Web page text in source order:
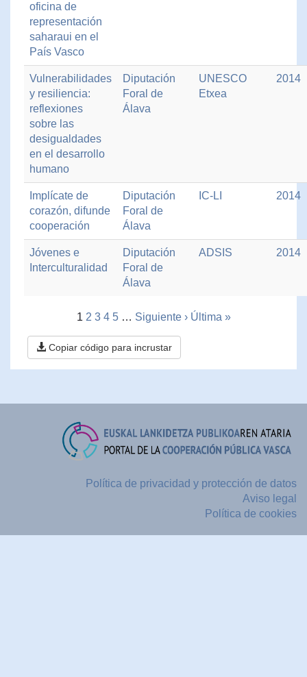
oficina de
representación
saharaui en el
País Vasco
Vulnerabilidades
y resiliencia:
reflexiones
sobre las
desigualdades
en el desarrollo
humano
Diputación
Foral de
Álava
UNESCO
Etxea
2014
Implícate de
corazón, difunde
cooperación
Diputación
Foral de
Álava
IC-LI 2014
Jóvenes e
Interculturalidad
Diputación
Foral de
Álava
ADSIS 2014
1 2 3 4 5 … Siguiente › Última »
Copiar código para incrustar
Política de privacidad y protección de datos
Aviso legal
Política de cookies